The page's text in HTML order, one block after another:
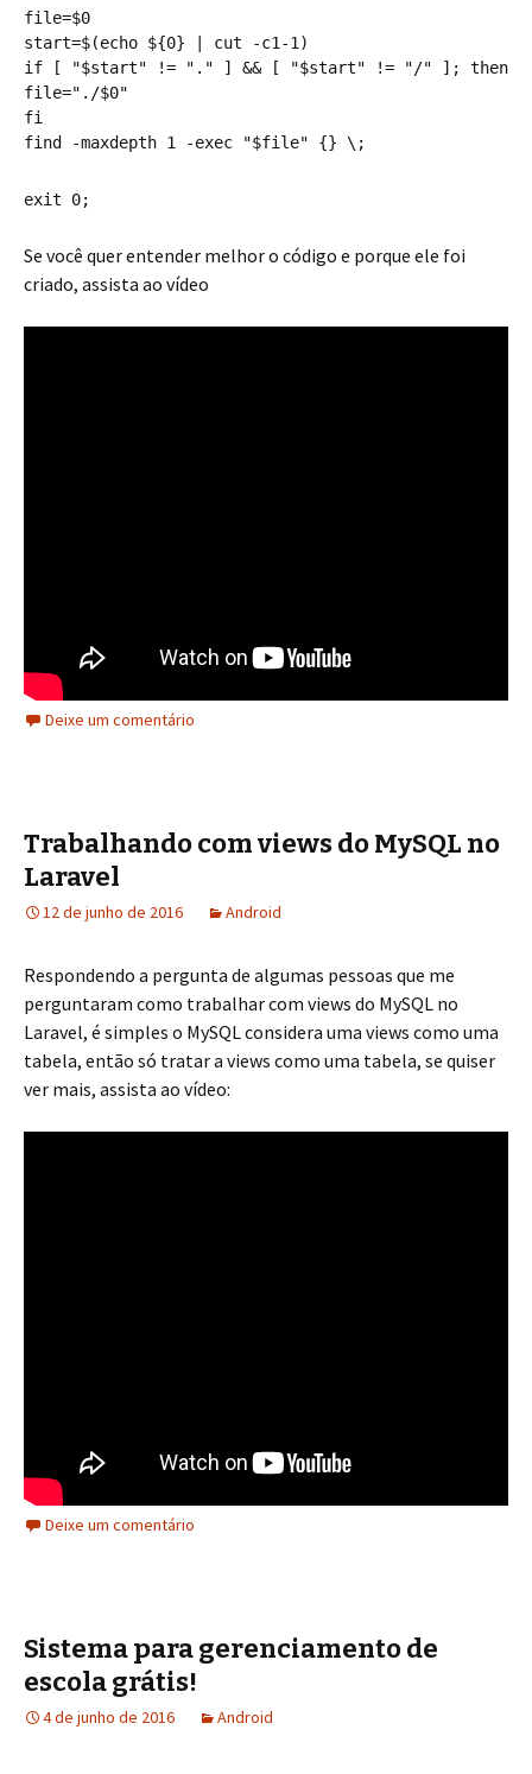
file=$0
start=$(echo ${0} | cut -c1-1)
if [ "$start" != "." ] && [ "$start" != "/" ]; then
file="./$0"
fi
find -maxdepth 1 -exec "$file" {} \;
exit 0;
Se você quer entender melhor o código e porque ele foi
criado, assista ao vídeo
Deixe um comentário
Trabalhando com views do MySQL no
Laravel
12 de junho de 2016 Android
Respondendo a pergunta de algumas pessoas que me
perguntaram como trabalhar com views do MySQL no
Laravel, é simples o MySQL considera uma views como uma
tabela, então só tratar a views como uma tabela, se quiser
ver mais, assista ao vídeo:
Deixe um comentário
Sistema para gerenciamento de
escola grátis!
4 de junho de 2016 Android